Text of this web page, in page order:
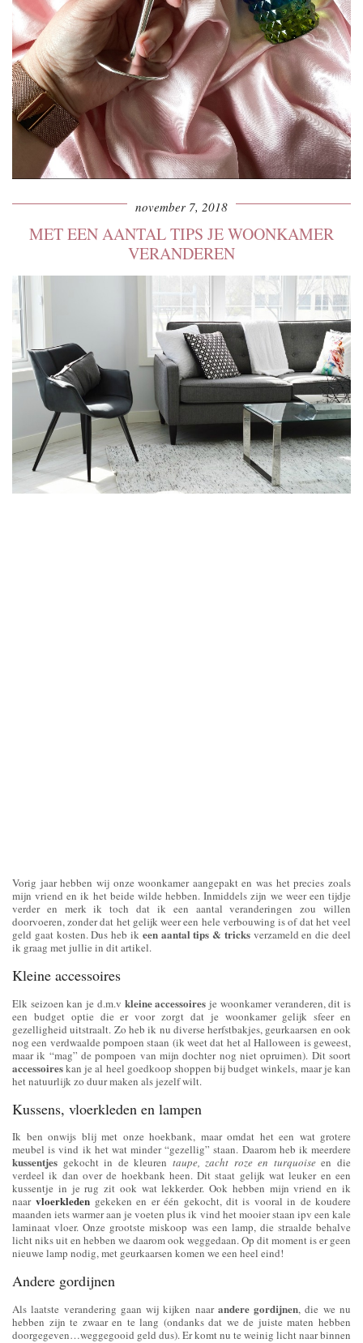
november 7, 2018
MET EEN AANTAL TIPS JE WOONKAMER
VERANDEREN
Vorig jaar hebben wij onze woonkamer aangepakt en was het precies zoals
mijn vriend en ik het beide wilde hebben. Inmiddels zijn we weer een tijdje
verder en merk ik toch dat ik een aantal veranderingen zou willen
doorvoeren, zonder dat het gelijk weer een hele verbouwing is of dat het veel
geld gaat kosten. Dus heb ik een aantal tips & tricksverzameld en die deel
ik graag met jullie in dit artikel.
Kleine accessoires
Elk seizoen kan je d.m.v kleine accessoires je woonkamer veranderen, dit is
een budget optie die er voor zorgt dat je woonkamer gelijk sfeer en
gezelligheid uitstraalt. Zo heb ik nu diverse herfstbakjes, geurkaarsen en ook
nog een verdwaalde pompoen staan (ik weet dat het al Halloween is geweest,
maar ik “mag” de pompoen van mijn dochter nog niet opruimen). Dit soort
accessoireskan je al heel goedkoop shoppen bij budget winkels, maar je kan
het natuurlijk zo duur maken als jezelf wilt.
Kussens, vloerkleden en lampen
Ik ben onwijs blij met onze hoekbank, maar omdat het een wat grotere
meubel is vind ik het wat minder “gezellig” staan. Daarom heb ik meerdere
kussentjes gekocht in de kleuren taupe, zacht roze en turquoiseen die
verdeel ik dan over de hoekbank heen. Dit staat gelijk wat leuker en een
kussentje in je rug zit ook wat lekkerder. Ook hebben mijn vriend en ik
naarvloerkleden gekeken en er één gekocht, dit is vooral in de koudere
maanden iets warmer aan je voeten plus ik vind het mooier staan ipv een kale
laminaat vloer. Onze grootste miskoop was een lamp, die straalde behalve
licht niks uit en hebben we daarom ook weggedaan. Op dit moment is er geen
nieuwe lamp nodig, met geurkaarsen komen we een heel eind!
Andere gordijnen
Als laatste verandering gaan wij kijken naar andere gordijnen, die we nu
hebben zijn te zwaar en te lang (ondanks dat we de juiste maten hebben
doorgegeven…weggegooid geld dus). Er komt nu te weinig licht naar binnen